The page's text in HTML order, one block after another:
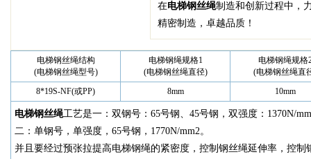
在电梯钢丝绳制造和创新过程中，
精密制造，卓越品质！
电梯钢丝绳结构
(电梯钢丝绳型号)
电梯钢绳规格1
(电梯钢丝绳直径)
电梯钢绳规格
(电梯钢丝绳直
8*19S-NF(或PP)
8mm 10mm
电梯钢丝绳工艺是一：双钢号：65号钢、45号钢，双强度：1370N/
二：单钢号，单强度，65号钢，1770N/mm2。
并且要经过预张拉提高电梯钢绳的紧密度，控制钢丝绳延伸率，控制